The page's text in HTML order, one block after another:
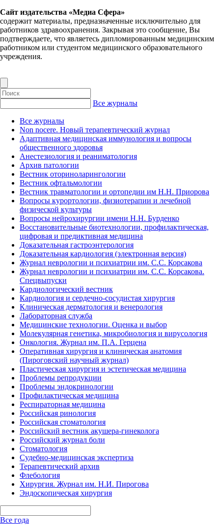
Сайт издательства «Медиа Сфера»
содержит материалы, предназначенные исключительно для
работников здравоохранения. Закрывая это сообщение, Вы
подтверждаете, что являетесь дипломированным медицинским
работником или студентом медицинского образовательного
учреждения.
Все журналы
Все журналы
Non nocere. Новый терапевтический журнал
Адаптивная медицинская иммунология и вопросы
общественного здоровья
Анестезиология и реаниматология
Архив патологии
Вестник оториноларингологии
Вестник офтальмологии
Вестник травматологии и ортопедии им Н.Н. Приорова
Вопросы курортологии, физиотерапии и лечебной
физической культуры
Вопросы нейрохирургии имени Н.Н. Бурденко
Восстановительные биотехнологии, профилактическая,
цифровая и предиктивная медицина
Доказательная гастроэнтерология
Доказательная кардиология (электронная версия)
Журнал неврологии и психиатрии им. С.С. Корсакова
Журнал неврологии и психиатрии им. С.С. Корсакова.
Спецвыпуски
Кардиологический вестник
Кардиология и сердечно-сосудистая хирургия
Клиническая дерматология и венерология
Лабораторная служба
Медицинские технологии. Оценка и выбор
Молекулярная генетика, микробиология и вирусология
Онкология. Журнал им. П.А. Герцена
Оперативная хирургия и клиническая анатомия
(Пироговский научный журнал)
Пластическая хирургия и эстетическая медицина
Проблемы репродукции
Проблемы эндокринологии
Профилактическая медицина
Респираторная медицина
Российская ринология
Российская стоматология
Российский вестник акушера-гинеколога
Российский журнал боли
Стоматология
Судебно-медицинская экспертиза
Терапевтический архив
Флебология
Хирургия. Журнал им. Н.И. Пирогова
Эндоскопическая хирургия
Все года